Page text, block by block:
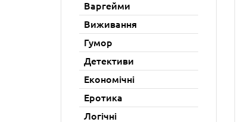
Варгейми
Виживання
Гумор
Детективи
Економічні
Еротика
Логічні